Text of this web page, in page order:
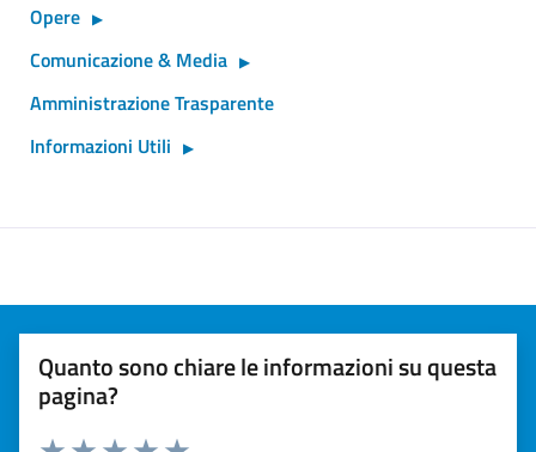
Opere
Comunicazione & Media
Amministrazione Trasparente
Informazioni Utili
Quanto sono chiare le informazioni su questa
pagina?